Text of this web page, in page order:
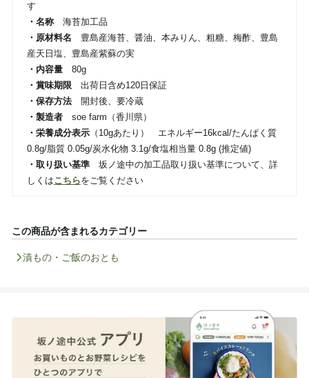
す
・名称海苔加工品
・原材料名 豊島産海苔、醤油、本みりん、粗糖、梅酢、豊島
産天日塩、豊島産紫蘇の実
・内容量80g
・賞味期限出荷日含め120日保証
・保存方法開封後、要冷蔵
・製造者soe farm（香川県）
・栄養成分表示（10gあたり） エネルギー16kcal/たんぱく質
0.8g/脂質 0.05g/炭水化物 3.1g/食塩相当量 0.8g (推定値)
・取り扱い基準坂ノ途中の加工品取り扱い基準について、詳
しくはこちらをご覧ください
この商品が含まれるカテゴリー
漬もの・ご飯のおとも